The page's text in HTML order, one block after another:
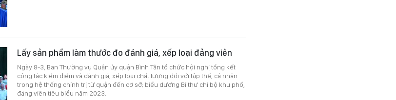
Lấy sản phẩm làm thước đo đánh giá, xếp loại đảng viên
Ngày 8-3, Ban Thường vụ Quận ủy quận Bình Tân tổ chức hội nghị tổng kết
công tác kiểm điểm và đánh giá, xếp loại chất lượng đối với tập thể, cá nhân
trong hệ thống chính trị từ quận đến cơ sở; biểu dương Bí thư chi bộ khu phố,
đảng viên tiêu biểu năm 2023.